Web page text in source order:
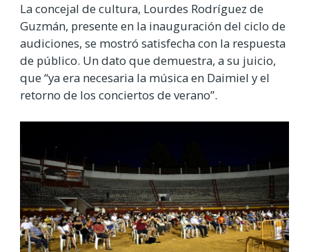
La concejal de cultura, Lourdes Rodríguez de
Guzmán, presente en la inauguración del ciclo de
audiciones, se mostró satisfecha con la respuesta
de público. Un dato que demuestra, a su juicio,
que “ya era necesaria la música en Daimiel y el
retorno de los conciertos de verano”.